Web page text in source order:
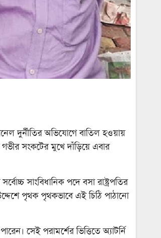
দুর্নীতির অভিযোগে বাতিল হওয়ায়
গভীর সংকটের মুখে দাঁড়িয়ে এবার
সাংবিধানিক পদে বসা রাষ্ট্রপতির
পৃথক পৃথকভাবে এই চিঠি পাঠানো
সেই পরামর্শের ভিত্তিতে অ্যাটর্নি